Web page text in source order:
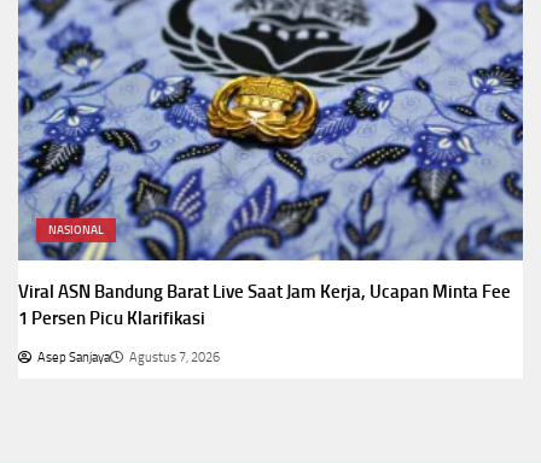
NASIONAL
Viral ASN Bandung Barat Live Saat Jam Kerja, Ucapan Minta Fee
1 Persen Picu Klarifikasi
Asep Sanjaya Agustus 7, 2026